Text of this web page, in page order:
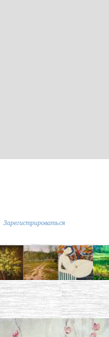
Зарегистрироваться